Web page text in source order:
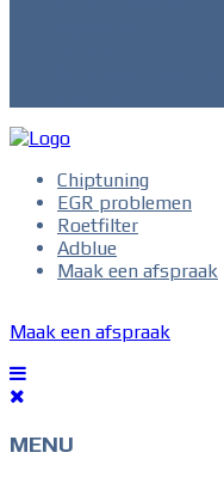
Chiptuning
EGR problemen
Roetfilter
Adblue
Maak een afspraak
Maak een afspraak
MENU